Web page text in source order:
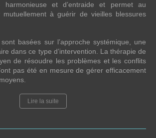
harmonieuse et d’entraide et permet au
mutuellement à guérir de vieilles blessures
basées sur l’approche systémique, une
dans ce type d’intervention. La thérapie de
de résoudre les problèmes et les conflits
pas été en mesure de gérer efficacement
Lire la suite